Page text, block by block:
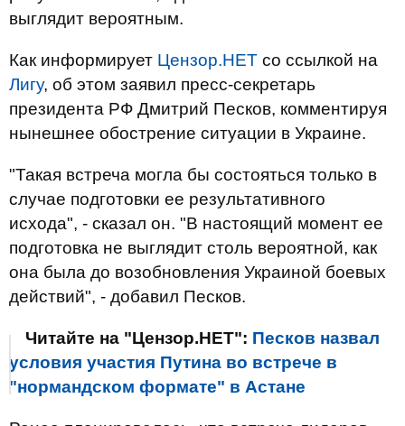
выглядит вероятным.
Как информирует Цензор.НЕТ со ссылкой на
Лигу, об этом заявил пресс-секретарь
президента РФ Дмитрий Песков, комментируя
нынешнее обострение ситуации в Украине.
"Такая встреча могла бы состояться только в
случае подготовки ее результативного
исхода", - сказал он. "В настоящий момент ее
подготовка не выглядит столь вероятной, как
она была до возобновления Украиной боевых
действий", - добавил Песков.
Читайте на "Цензор.НЕТ": Песков назвал
условия участия Путина во встрече в
"нормандском формате" в Астане